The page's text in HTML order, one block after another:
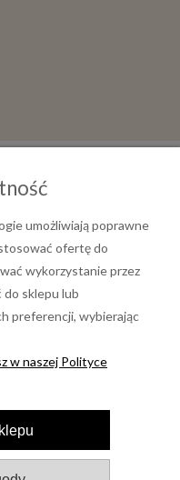
umożliwiają poprawne
ofertę do
wykorzystanie przez
sklepu lub
preferencji, wybierając
w naszej Polityce